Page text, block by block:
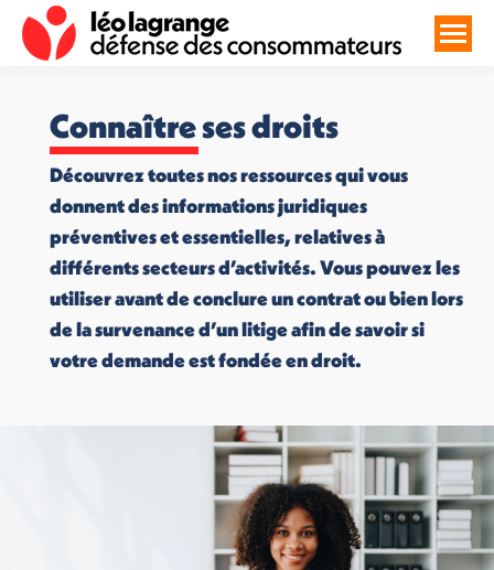
Connaître ses droits
Découvrez toutes nos ressources qui vous
donnent des informations juridiques
préventives et essentielles, relatives à
différents secteurs d’activités. Vous pouvez les
utiliser avant de conclure un contrat ou bien lors
de la survenance d’un litige afin de savoir si
votre demande est fondée en droit.